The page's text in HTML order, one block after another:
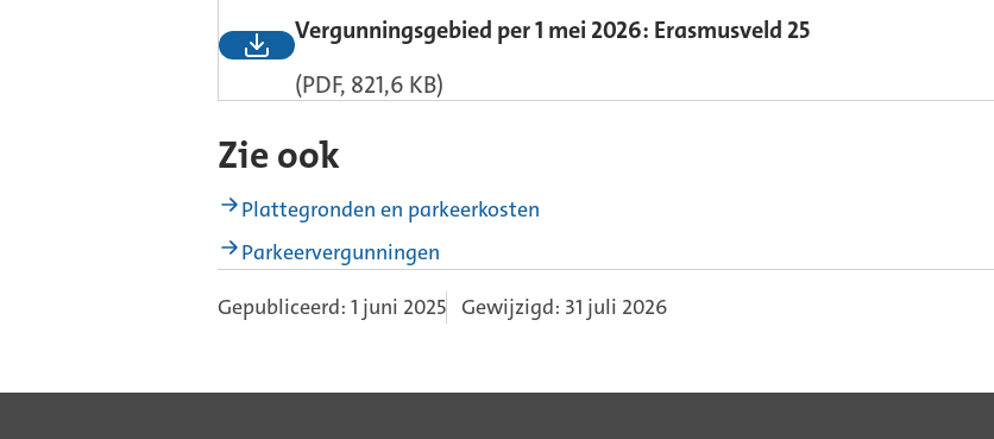
Vergunningsgebied per 1 mei 2026: Erasmusveld 25
(PDF, 821,6 KB)
Zie ook
Plattegronden en parkeerkosten
Parkeervergunningen
Gepubliceerd: 1 juni 2025 Gewijzigd: 31 juli 2026